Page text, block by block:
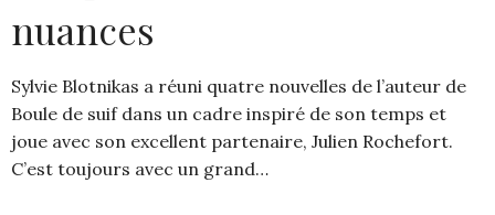
nuances
Sylvie Blotnikas a réuni quatre nouvelles de l’auteur de
Boule de suif dans un cadre inspiré de son temps et
joue avec son excellent partenaire, Julien Rochefort.
C’est toujours avec un grand…